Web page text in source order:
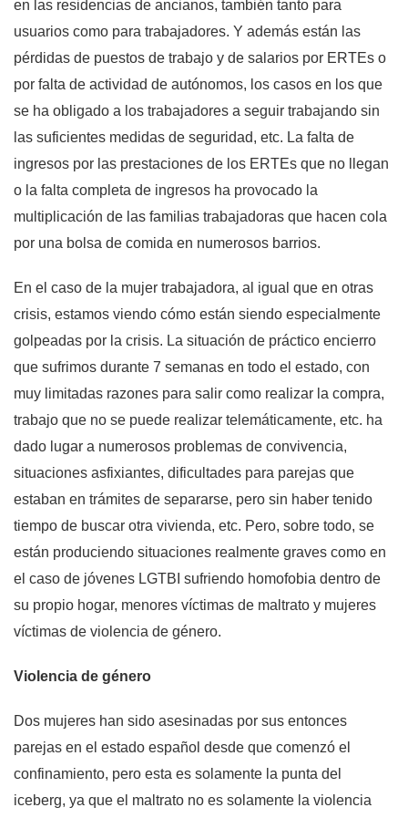
en las residencias de ancianos, también tanto para
usuarios como para trabajadores. Y además están las
pérdidas de puestos de trabajo y de salarios por ERTEs o
por falta de actividad de autónomos, los casos en los que
se ha obligado a los trabajadores a seguir trabajando sin
las suficientes medidas de seguridad, etc. La falta de
ingresos por las prestaciones de los ERTEs que no llegan
o la falta completa de ingresos ha provocado la
multiplicación de las familias trabajadoras que hacen cola
por una bolsa de comida en numerosos barrios.
En el caso de la mujer trabajadora, al igual que en otras
crisis, estamos viendo cómo están siendo especialmente
golpeadas por la crisis. La situación de práctico encierro
que sufrimos durante 7 semanas en todo el estado, con
muy limitadas razones para salir como realizar la compra,
trabajo que no se puede realizar telemáticamente, etc. ha
dado lugar a numerosos problemas de convivencia,
situaciones asfixiantes, dificultades para parejas que
estaban en trámites de separarse, pero sin haber tenido
tiempo de buscar otra vivienda, etc. Pero, sobre todo, se
están produciendo situaciones realmente graves como en
el caso de jóvenes LGTBI sufriendo homofobia dentro de
su propio hogar, menores víctimas de maltrato y mujeres
víctimas de violencia de género.
Violencia de género
Dos mujeres han sido asesinadas por sus entonces
parejas en el estado español desde que comenzó el
confinamiento, pero esta es solamente la punta del
iceberg, ya que el maltrato no es solamente la violencia